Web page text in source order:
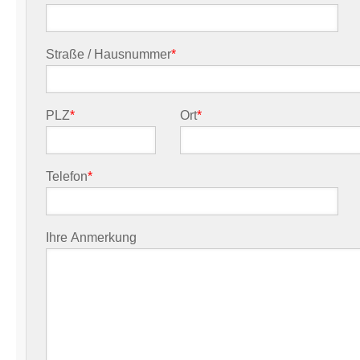
Straße / Hausnummer*
PLZ* Ort*
Telefon*
Ihre Anmerkung